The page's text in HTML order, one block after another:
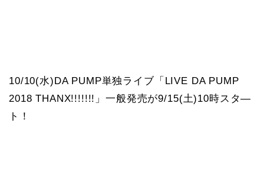
10/10(水)DA PUMP単独ライブ「LIVE DA PUMP
2018 THANX!!!!!!!」一般発売が9/15(土)10時スタ―
ト！